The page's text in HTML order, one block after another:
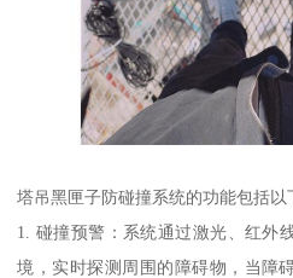
塔吊黑匣子防碰撞系统的功能包括以
1. 碰撞预警：系统通过激光、红外
境，实时探测周围的障碍物，当障